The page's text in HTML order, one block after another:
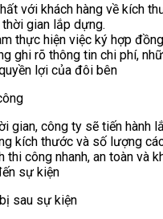
với khách hàng về kích
gian lắp dựng.
thực hiện việc ký hợp
ghi rõ thông tin chi phí,
lợi của đôi bên
gian, công ty sẽ tiến hành
kích thước và số lượng
thi công nhanh, an toàn và
sự kiện
sau sự kiện